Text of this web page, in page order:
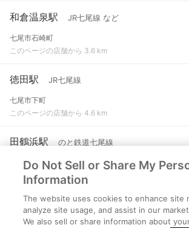
和倉温泉駅 JR七尾線 など
七尾市石崎町
このページの店舗から 3.6 km
徳田駅 JR七尾線
七尾市下町
このページの店舗から 4.6 km
田鶴浜駅 のと鉄道七尾線
七尾市田鶴浜町
このページの店舗から 5.4 km
能登二宮駅
鹿島郡中能登町二宮
Do Not Sell or Share My
Information
The website uses cookies to enhance site
analyze site usage, and assist in our
We also sell or share information about